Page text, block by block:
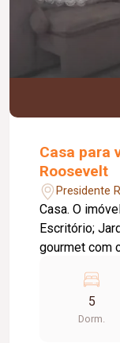
Casa para
Roosevelt
Presidente
Casa. O imóvel conta com: Sala; Copa; Sala de TV;
Escritório;
gourmet com
Ambientes
gourmet
5
Dorm.